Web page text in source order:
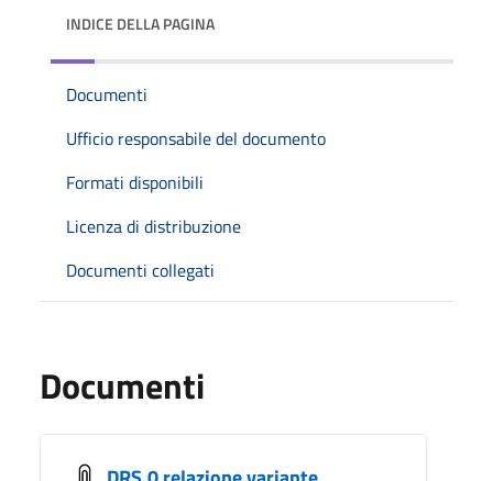
INDICE DELLA PAGINA
Documenti
Ufficio responsabile del documento
Formati disponibili
Licenza di distribuzione
Documenti collegati
Documenti